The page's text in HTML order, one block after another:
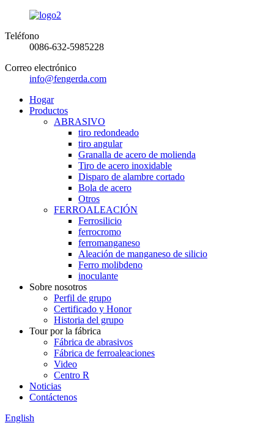
Teléfono
0086-632-5985228
Correo electrónico
info@fengerda.com
Hogar
Productos
ABRASIVO
tiro redondeado
tiro angular
Granalla de acero de molienda
Tiro de acero inoxidable
Disparo de alambre cortado
Bola de acero
Otros
FERROALEACIÓN
Ferrosilicio
ferrocromo
ferromanganeso
Aleación de manganeso de silicio
Ferro molibdeno
inoculante
Sobre nosotros
Perfil de grupo
Certificado y Honor
Historia del grupo
Tour por la fábrica
Fábrica de abrasivos
Fábrica de ferroaleaciones
Video
Centro R
Noticias
Contáctenos
English